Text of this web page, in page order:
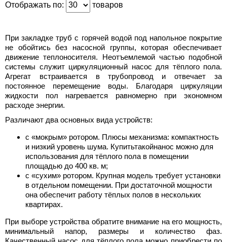
Отображать по:
товаров
При закладке труб с горячей водой под напольное покрытие
не обойтись без насосной группы, которая обеспечивает
движение теплоносителя. Неотъемлемой частью подобной
системы служит циркуляционный насос для тёплого пола.
Агрегат встраивается в трубопровод и отвечает за
постоянное перемещение воды. Благодаря циркуляции
жидкости пол нагревается равномерно при экономном
расходе энергии.
Различают два основных вида устройств:
с «мокрым» ротором. Плюсы механизма: компактность
и низкий уровень шума. Купитьтакойнанос можно для
использования для тёплого пола в помещении
площадью до 400 кв. м;
с «сухим» ротором. Крупная модель требует установки
в отдельном помещении. При достаточной мощности
она обеспечит работу тёплых полов в нескольких
квартирах.
При выборе устройства обратите внимание на его мощность,
минимальный напор, размеры и количество фаз.